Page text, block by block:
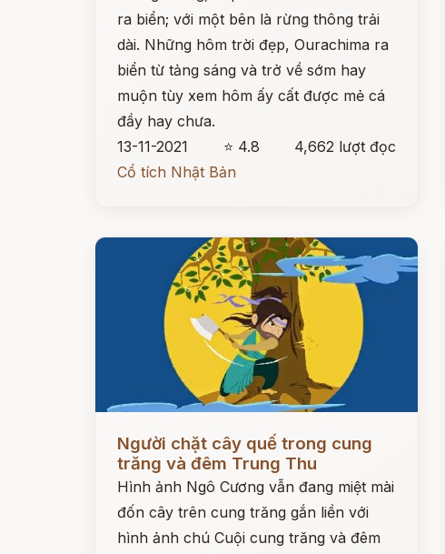
ra biển; với một bên là rừng thông trải
dài. Những hôm trời đẹp, Ourachima ra
biển từ tảng sáng và trở về sớm hay
muộn tùy xem hôm ấy cất được mẻ cá
đầy hay chưa.
13-11-2021
⭐ 4.8
4,662 lượt đọc
Cổ tích Nhật Bản
Người chặt cây quế trong cung
trăng và đêm Trung Thu
Hình ảnh Ngô Cương vẫn đang miệt mài
đốn cây trên cung trăng gắn liền với
hình ảnh chú Cuội cung trăng và đêm